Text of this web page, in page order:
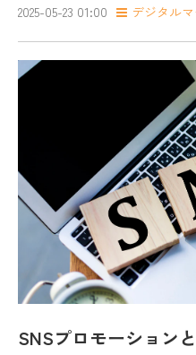
2025-05-23 01:00 デジタル
SNSプロモーション